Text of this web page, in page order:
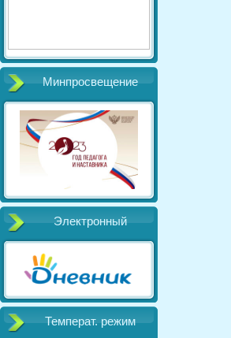
Минпросвещение
Электронный
Температ. режим